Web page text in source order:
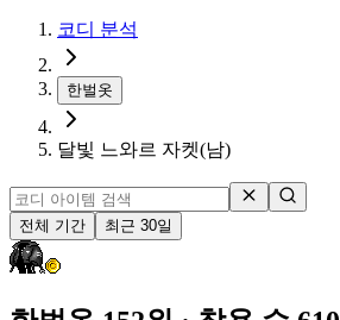
코디 분석
한벌옷
달빛 느와르 자켓(남)
전체 기간 최근 30일